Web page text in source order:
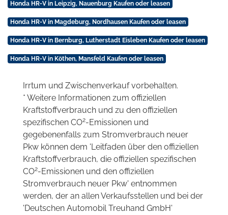
Honda HR-V in Leipzig, Nauenburg Kaufen oder leasen
Honda HR-V in Magdeburg, Nordhausen Kaufen oder leasen
Honda HR-V in Bernburg, Lutherstadt Eisleben Kaufen oder leasen
Honda HR-V in Köthen, Mansfeld Kaufen oder leasen
Irrtum und Zwischenverkauf vorbehalten.
* Weitere Informationen zum offiziellen
Kraftstoffverbrauch und zu den offiziellen
spezifischen CO2-Emissionen und
gegebenenfalls zum Stromverbrauch neuer
Pkw können dem 'Leitfaden über den offiziellen
Kraftstoffverbrauch, die offiziellen spezifischen
CO2-Emissionen und den offiziellen
Stromverbrauch neuer Pkw' entnommen
werden, der an allen Verkaufsstellen und bei der
'Deutschen Automobil Treuhand GmbH'